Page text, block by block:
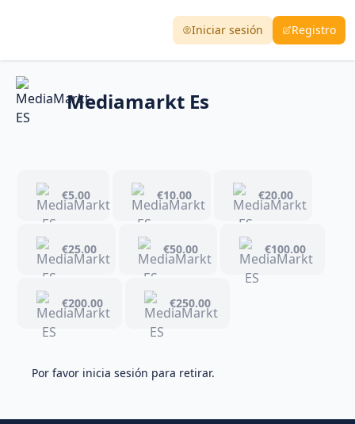
Iniciar sesión Registro
Mediamarkt Es
€5.00 €10.00 €20.00
€25.00 €50.00 €100.00
€200.00 €250.00
Por favor inicia sesión para retirar.